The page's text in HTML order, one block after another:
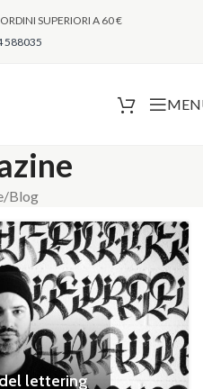
SUPERIORI A 60 €
588035
Blog
lettering